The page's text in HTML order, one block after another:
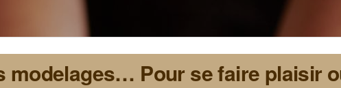
modelages… Pour se faire plaisir